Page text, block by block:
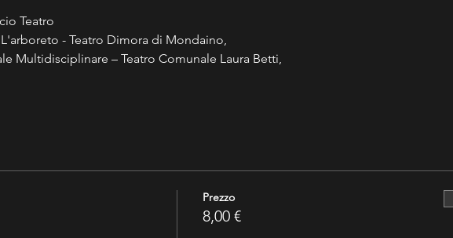
Teatro
- Teatro Dimora di Mondaino,
Multidisciplinare – Teatro Comunale Laura Betti,
Prezzo
8,00 €